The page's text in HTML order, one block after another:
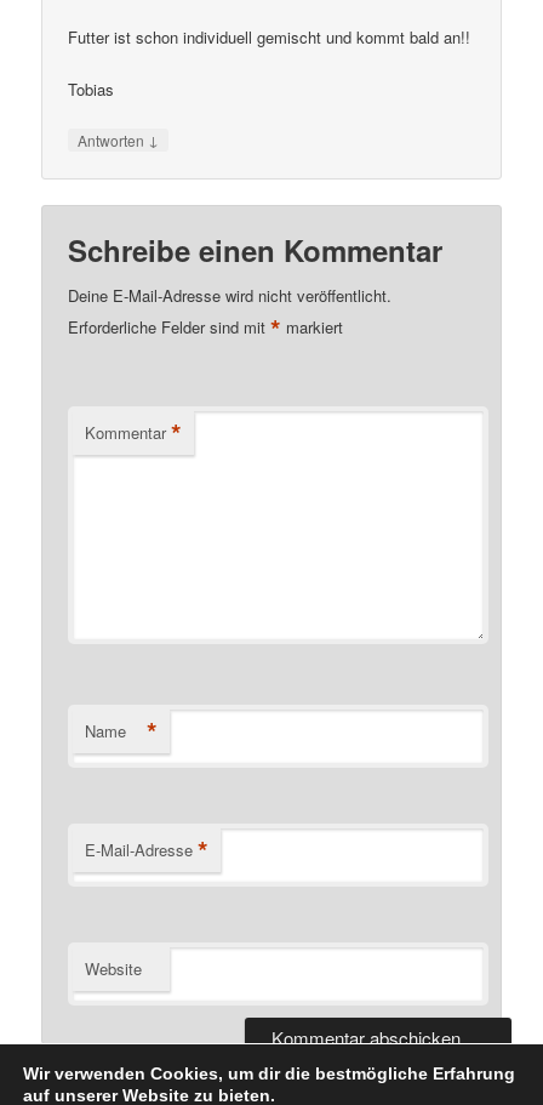
Futter ist schon individuell gemischt und kommt bald an!!
Tobias
Antworten ↓
Schreibe einen Kommentar
Deine E-Mail-Adresse wird nicht veröffentlicht.
Erforderliche Felder sind mit* markiert
Kommentar *
Name *
E-Mail-Adresse *
Website
Wir verwenden Cookies, um dir die bestmögliche Erfahrung
auf unserer Website zu bieten.